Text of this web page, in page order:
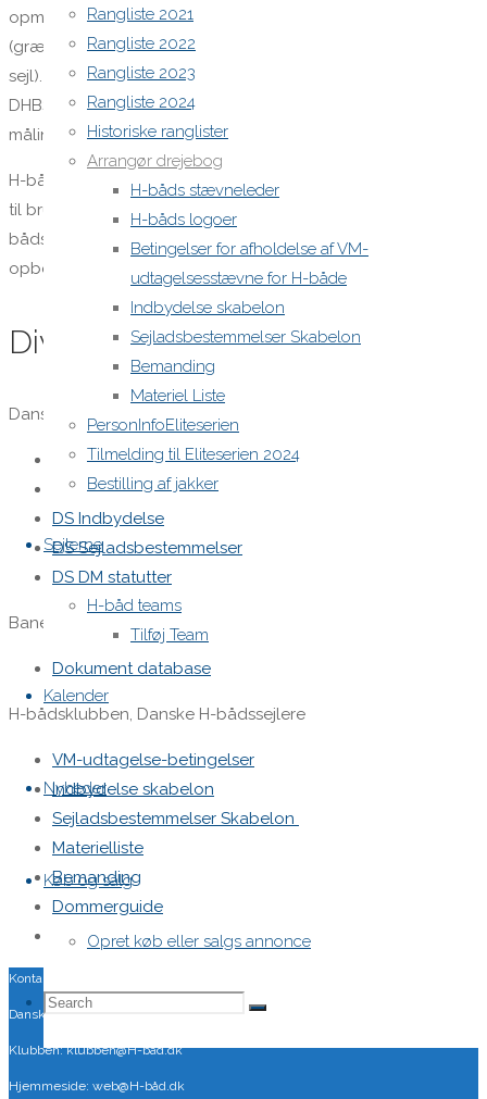
Rangliste 2021
Rangliste 2022
Rangliste 2023
Rangliste 2024
Historiske ranglister
Arrangør drejebog
H-båds stævneleder
H-båds logoer
Betingelser for afholdelse af VM-
udtagelsesstævne for H-både
Indbydelse skabelon
Sejladsbestemmelser Skabelon
Bemanding
Materiel Liste
PersonInfoEliteserien
Tilmelding til Eliteserien 2024
Bestilling af jakker
Sejlerne
H-båd teams
Tilføj Team
Kalender
Nyheder
Køb og salg
Opret køb eller salgs annonce
Search
Search
for:
Search
opmåling med plads til at sejl kan udrulles i fuld længde
(græsplæner samt grusarealer er ikke egnet til opmåling af
sejl). Klubben skal senest en måned før stævnestart kontakte
DHBS måler, for at aftale praktiske detaljer vedrørende
måling.
H-bådsflag samt personvægt medbringes af måler. Bådvægt
til brug ved DM skal rekvireres gennem Dansk Sejlunion. H-
bådsklubben medbringer til hvert stævne hjertestarter til
opbevaring på dommerbåden under sejladserne.
Diverse dokumenter:
Dansk Sejlunion
Dansk Sejlunion side for arrangører
DS kapsejlads kalender
DS Indbydelse
DS Sejladsbestemmelser
DS DM statutter
Baneleder.dk
Dokument database
H-bådsklubben, Danske H-bådssejlere
VM-udtagelse-betingelser
Indbydelse skabelon
Sejladsbestemmelser Skabelon
Materielliste
Bemanding
Dommerguide
VHF notat
Kontakt
Danske H-bådssejlere
Klubben: klubben@H-båd.dk
Hjemmeside: web@H-båd.dk